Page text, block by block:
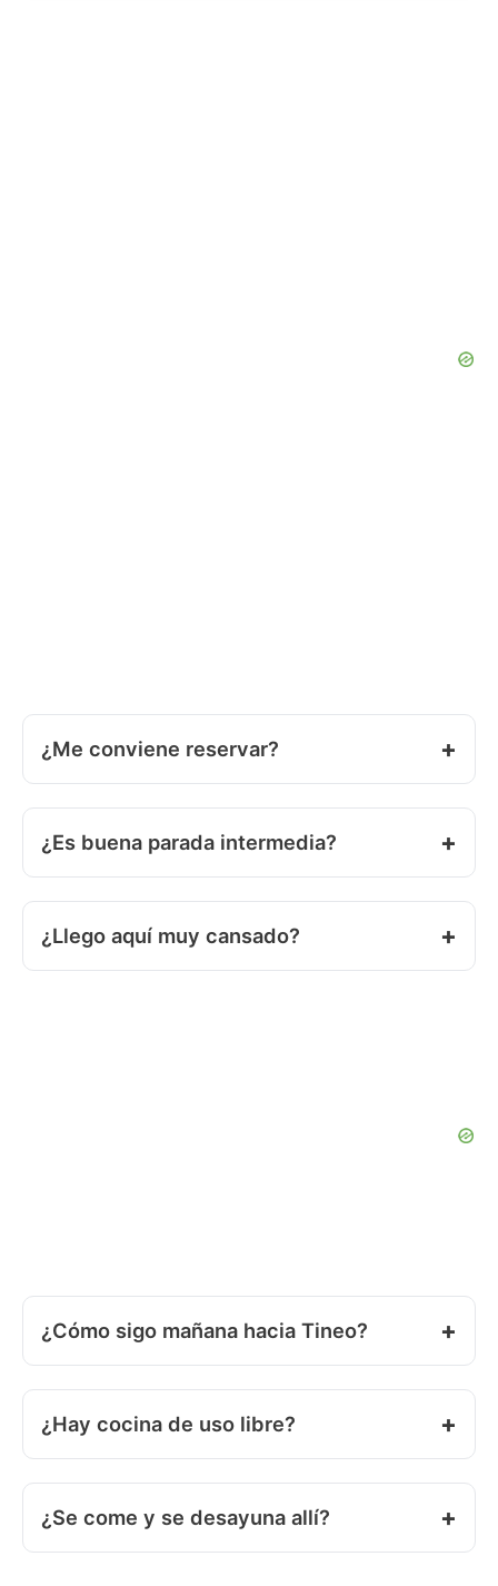
¿Me conviene reservar?
¿Es buena parada intermedia?
¿Llego aquí muy cansado?
¿Cómo sigo mañana hacia Tineo?
¿Hay cocina de uso libre?
¿Se come y se desayuna allí?